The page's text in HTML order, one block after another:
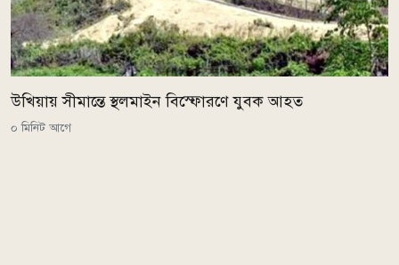
উখিয়ায় সীমান্তে স্থলমাইন বিস্ফোরণে যুবক আহত
০ মিনিট আগে